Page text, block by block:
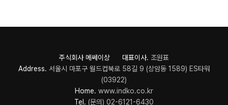
주식회사 메쎄이상 대표이사. 조원표
Address. 서울시 마포구 월드컵북로 58길 9 (상암동 1589) ES타워
(03922)
Home. www.indko.co.kr
Tel. (문의) 02-6121-6430